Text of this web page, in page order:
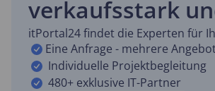
verkaufsstark
itPortal24 findet die Experten für
Eine Anfrage - mehrere
Individuelle Projektbegleitung
480+ exklusive IT-Partner